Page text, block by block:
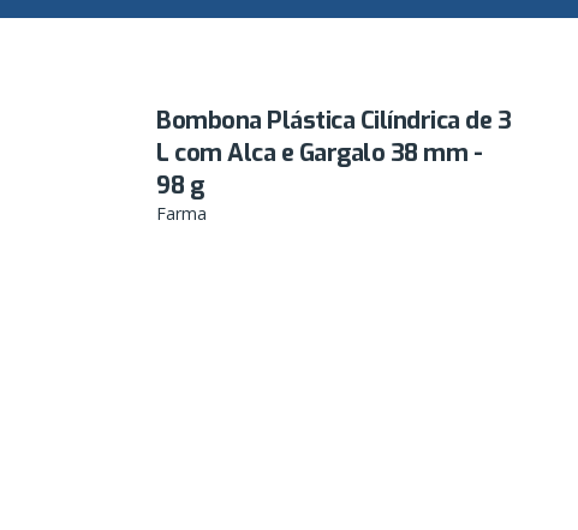
Bombona Plástica Cilíndrica de 3
L com Alca e Gargalo 38 mm -
98 g
Farma